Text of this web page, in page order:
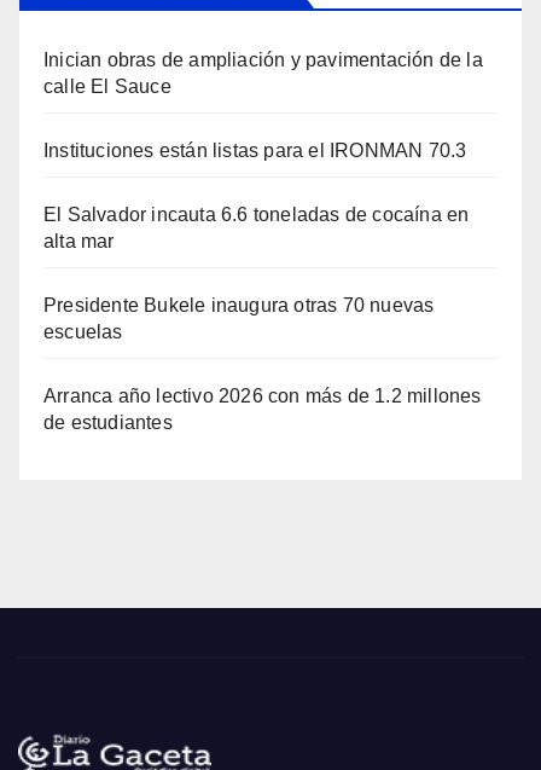
Inician obras de ampliación y pavimentación de la
calle El Sauce
Instituciones están listas para el IRONMAN 70.3
El Salvador incauta 6.6 toneladas de cocaína en
alta mar
Presidente Bukele inaugura otras 70 nuevas
escuelas
Arranca año lectivo 2026 con más de 1.2 millones
de estudiantes